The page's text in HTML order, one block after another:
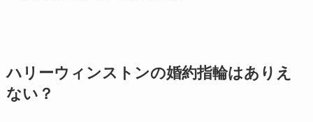
ハリーウィンストンの婚約指輪はありえ
ない？